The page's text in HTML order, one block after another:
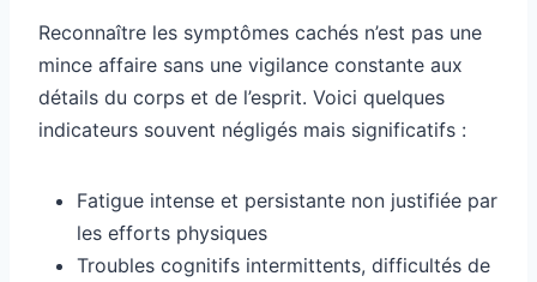
Reconnaître les symptômes cachés n’est pas une
mince affaire sans une vigilance constante aux
détails du corps et de l’esprit. Voici quelques
indicateurs souvent négligés mais significatifs :
Fatigue intense et persistante non justifiée par
les efforts physiques
Troubles cognitifs intermittents, difficultés de